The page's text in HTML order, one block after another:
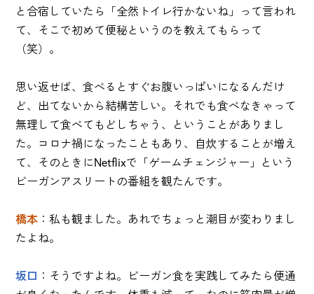
と合宿していたら「全然トイレ行かないね」って言われ
て、そこで初めて便秘というのを教えてもらって
（笑）。
思い返せば、食べるとすぐお腹いっぱいになるんだけ
ど、出てないから結構苦しい。それでも食べなきゃって
無理して食べてもどしちゃう、ということがありまし
た。コロナ禍になったこともあり、自炊することが増え
て、そのときにNetflixで「ゲームチェンジャー」という
ビーガンアスリートの番組を観たんです。
橋本 ：私も観ました。あれでちょっと潮目が変わりまし
たよね。
坂口 ：そうですよね。ビーガン食を実践してみたら便通